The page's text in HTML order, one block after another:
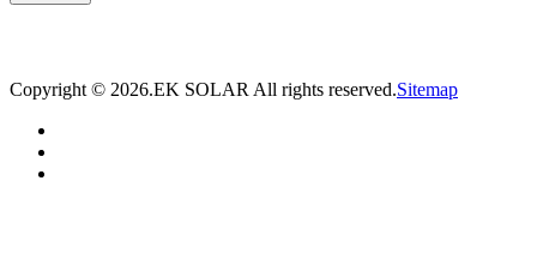
Copyright © 2026.EK SOLAR All rights reserved.Sitemap